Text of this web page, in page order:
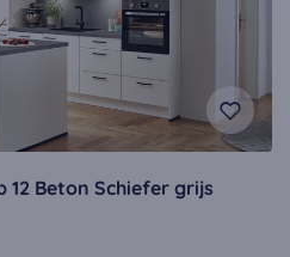
Beton Schiefer grijs